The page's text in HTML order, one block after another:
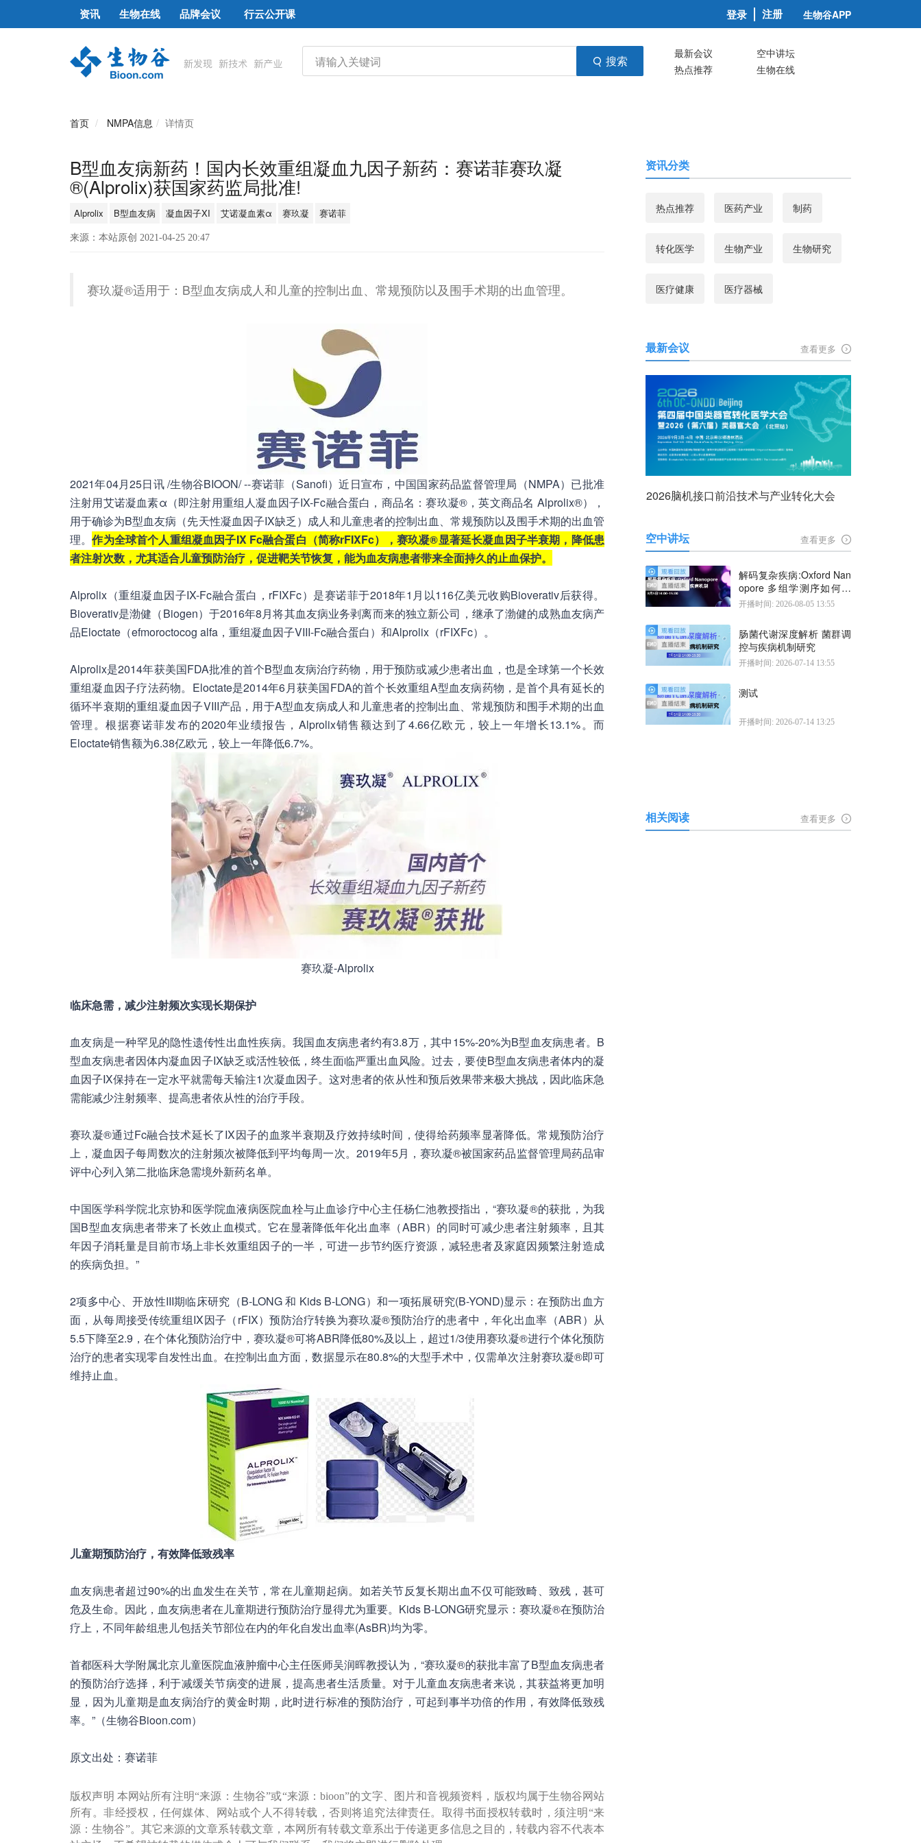
资讯 生物在线 品牌会议 行云公开课 登录 注册 生物谷APP
搜索 最新会议
空中讲坛
热点推荐
生物在线
首页 NMPA信息 详情页
B型血友病新药！国内长效重组凝血九因子新药：赛诺菲赛玖凝
®(Alprolix)获国家药监局批准!
Alprolix B型血友病 凝血因子XI 艾诺凝血素α 赛玖凝 赛诺菲
来源：本站原创 2021-04-25 20:47
赛玖凝®适用于：B型血友病成人和儿童的控制出血、常规预防以及围手术期的出血管理。
2021年04月25日讯 /生物谷BIOON/ --赛诺菲（Sanofi）近日宣布，中国国家药品监督管理局（NMPA）已批准
注射用艾诺凝血素α（即注射用重组人凝血因子IX-Fc融合蛋白，商品名：赛玖凝®，英文商品名 Alprolix®），
用于确诊为B型血友病（先天性凝血因子IX缺乏）成人和儿童患者的控制出血、常规预防以及围手术期的出血管
理。作为全球首个人重组凝血因子IX Fc融合蛋白（简称rFIXFc），赛玖凝®显著延长凝血因子半衰期，降低患
者注射次数，尤其适合儿童预防治疗，促进靶关节恢复，能为血友病患者带来全面持久的止血保护。
Alprolix（重组凝血因子IX-Fc融合蛋白，rFIXFc）是赛诺菲于2018年1月以116亿美元收购Bioverativ后获得。
Bioverativ是渤健（Biogen）于2016年8月将其血友病业务剥离而来的独立新公司，继承了渤健的成熟血友病产
品Eloctate（efmoroctocog alfa，重组凝血因子VIII-Fc融合蛋白）和Alprolix（rFIXFc）。
Alprolix是2014年获美国FDA批准的首个B型血友病治疗药物，用于预防或减少患者出血，也是全球第一个长效
重组凝血因子疗法药物。Eloctate是2014年6月获美国FDA的首个长效重组A型血友病药物，是首个具有延长的
循环半衰期的重组凝血因子VIII产品，用于A型血友病成人和儿童患者的控制出血、常规预防和围手术期的出血
管理。根据赛诺菲发布的2020年业绩报告，Alprolix销售额达到了4.66亿欧元，较上一年增长13.1%。而
Eloctate销售额为6.38亿欧元，较上一年降低6.7%。
赛玖凝-Alprolix
临床急需，减少注射频次实现长期保护
血友病是一种罕见的隐性遗传性出血性疾病。我国血友病患者约有3.8万，其中15%-20%为B型血友病患者。B
型血友病患者因体内凝血因子IX缺乏或活性较低，终生面临严重出血风险。过去，要使B型血友病患者体内的凝
血因子Ⅸ保持在一定水平就需每天输注1次凝血因子。这对患者的依从性和预后效果带来极大挑战，因此临床急
需能减少注射频率、提高患者依从性的治疗手段。
赛玖凝®通过Fc融合技术延长了IX因子的血浆半衰期及疗效持续时间，使得给药频率显著降低。常规预防治疗
上，凝血因子每周数次的注射频次被降低到平均每周一次。2019年5月，赛玖凝®被国家药品监督管理局药品审
评中心列入第二批临床急需境外新药名单。
中国医学科学院北京协和医学院血液病医院血栓与止血诊疗中心主任杨仁池教授指出，“赛玖凝®的获批，为我
国B型血友病患者带来了长效止血模式。它在显著降低年化出血率（ABR）的同时可减少患者注射频率，且其
年因子消耗量是目前市场上非长效重组因子的一半，可进一步节约医疗资源，减轻患者及家庭因频繁注射造成
的疾病负担。”
2项多中心、开放性III期临床研究（B-LONG 和 Kids B-LONG）和一项拓展研究(B-YOND)显示：在预防出血方
面，从每周接受传统重组IX因子（rFIX）预防治疗转换为赛玖凝®预防治疗的患者中，年化出血率（ABR）从
5.5下降至2.9，在个体化预防治疗中，赛玖凝®可将ABR降低80%及以上，超过1/3使用赛玖凝®进行个体化预防
治疗的患者实现零自发性出血。在控制出血方面，数据显示在80.8%的大型手术中，仅需单次注射赛玖凝®即可
维持止血。
儿童期预防治疗，有效降低致残率
血友病患者超过90%的出血发生在关节，常在儿童期起病。如若关节反复长期出血不仅可能致畸、致残，甚可
危及生命。因此，血友病患者在儿童期进行预防治疗显得尤为重要。Kids B-LONG研究显示：赛玖凝®在预防治
疗上，不同年龄组患儿包括关节部位在内的年化自发出血率(AsBR)均为零。
首都医科大学附属北京儿童医院血液肿瘤中心主任医师吴润晖教授认为，“赛玖凝®的获批丰富了B型血友病患者
的预防治疗选择，利于减缓关节病变的进展，提高患者生活质量。对于儿童血友病患者来说，其获益将更加明
显，因为儿童期是血友病治疗的黄金时期，此时进行标准的预防治疗，可起到事半功倍的作用，有效降低致残
率。”（生物谷Bioon.com）
原文出处：赛诺菲
版权声明 本网站所有注明“来源：生物谷”或“来源：bioon”的文字、图片和音视频资料，版权均属于生物谷网站
所有。非经授权，任何媒体、网站或个人不得转载，否则将追究法律责任。取得书面授权转载时，须注明“来
源：生物谷”。其它来源的文章系转载文章，本网所有转载文章系出于传递更多信息之目的，转载内容不代表本
资讯分类
热点推荐 医药产业 制药
转化医学 生物产业 生物研究
医疗健康 医疗器械
最新会议 查看更多
2026脑机接口前沿技术与产业转化大会
空中讲坛 查看更多
解码复杂疾病:Oxford Nan
opore 多组学测序如何揭
示疾病机制
开播时间: 2026-08-05 13:55
肠菌代谢深度解析 菌群调
控与疾病机制研究
开播时间: 2026-07-14 13:55
测试
开播时间: 2026-07-14 13:25
相关阅读 查看更多